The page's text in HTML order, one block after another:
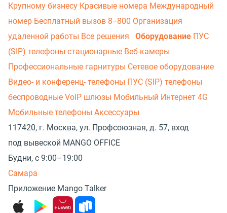
Крупному бизнесу Красивые номера Международный
номер Бесплатный вызов 8−800 Организация
удаленной работы Все решения Оборудование ПУС
(SIP) телефоны стационарные Веб-камеры
Профессиональные гарнитуры Сетевое оборудование
Видео- и конференц- телефоны ПУС (SIP) телефоны
беспроводные VoIP шлюзы Мобильный Интернет 4G
Мобильные телефоны Аксессуары
117420, г. Москва, ул. Профсоюзная, д. 57, вход
под вывеской MANGO OFFICE
Будни, с 9:00–19:00
Самара
Приложение Mango Talker